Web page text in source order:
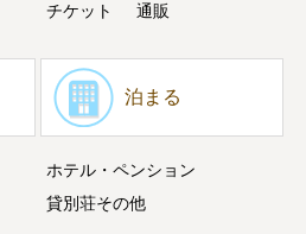
チケット
通販
泊まる
ホテル・ペンション
貸別荘その他